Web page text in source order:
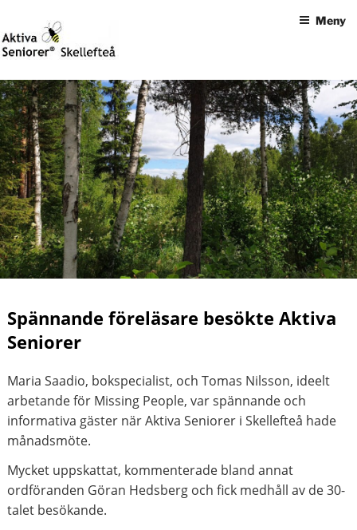
innehåll
AKTIVA SENIORER SKELLEFTEÅ
Meny
Spännande föreläsare besökte Aktiva
Seniorer
Maria Saadio, bokspecialist, och Tomas Nilsson, ideelt
arbetande för Missing People, var spännande och
informativa gäster när Aktiva Seniorer i Skellefteå hade
månadsmöte.
Mycket uppskattat, kommenterade bland annat
ordföranden Göran Hedsberg och fick medhåll av de 30-
talet besökande.